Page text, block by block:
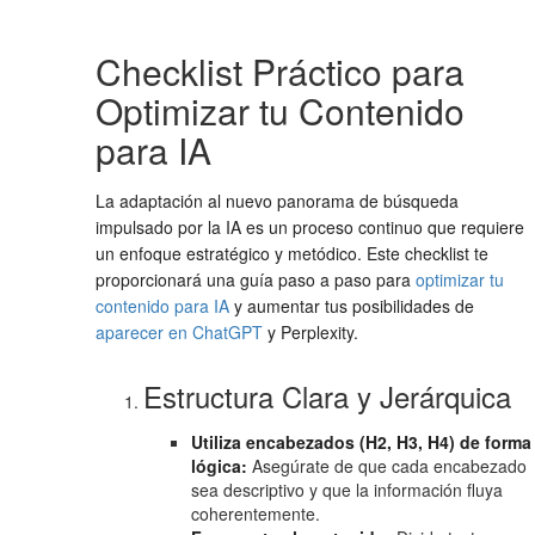
Checklist Práctico para
Optimizar tu Contenido
para IA
La adaptación al nuevo panorama de búsqueda
impulsado por la IA es un proceso continuo que requiere
un enfoque estratégico y metódico. Este checklist te
proporcionará una guía paso a paso para optimizar tu
contenido para IA y aumentar tus posibilidades de
aparecer en ChatGPT y Perplexity.
Estructura Clara y Jerárquica
Utiliza encabezados (H2, H3, H4) de forma
lógica: Asegúrate de que cada encabezado
sea descriptivo y que la información fluya
coherentemente.